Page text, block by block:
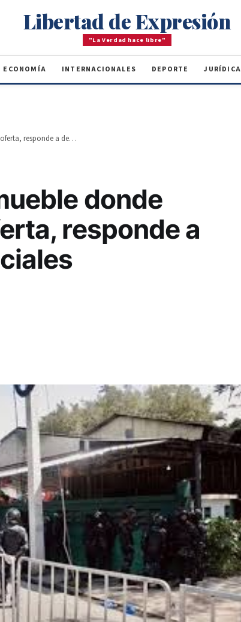
Libertad de Expresión
"La Verdad hace libre"
ECONOMÍA INTERNACIONALES DEPORTE JURÍDICA
Desalojo en inmueble donde operaba Teleoferta, responde a decisiones judiciales
donde
responde a